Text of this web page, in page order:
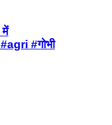
में
#गोभी